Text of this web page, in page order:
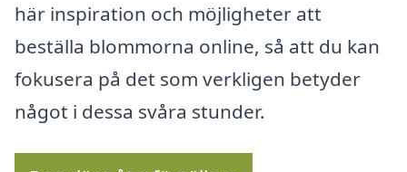
här inspiration och möjligheter att
beställa blommorna online, så att du kan
fokusera på det som verkligen betyder
något i dessa svåra stunder.